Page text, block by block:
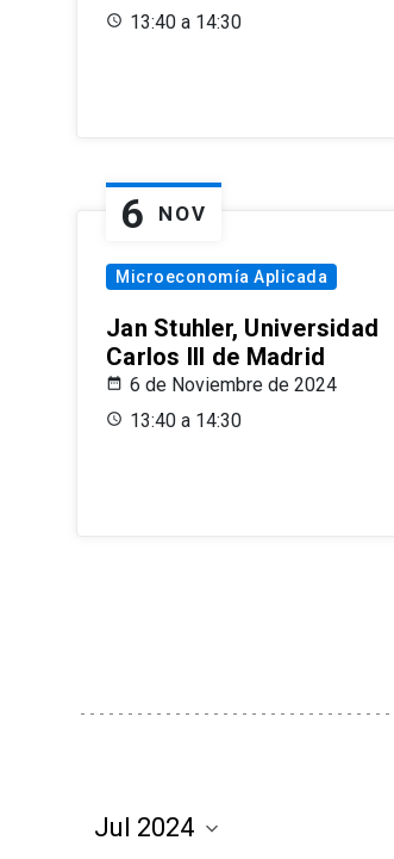
13:40 a 14:30
6 NOV
Microeconomía Aplicada
Jan Stuhler, Universidad
Carlos III de Madrid
6 de Noviembre de 2024
13:40 a 14:30